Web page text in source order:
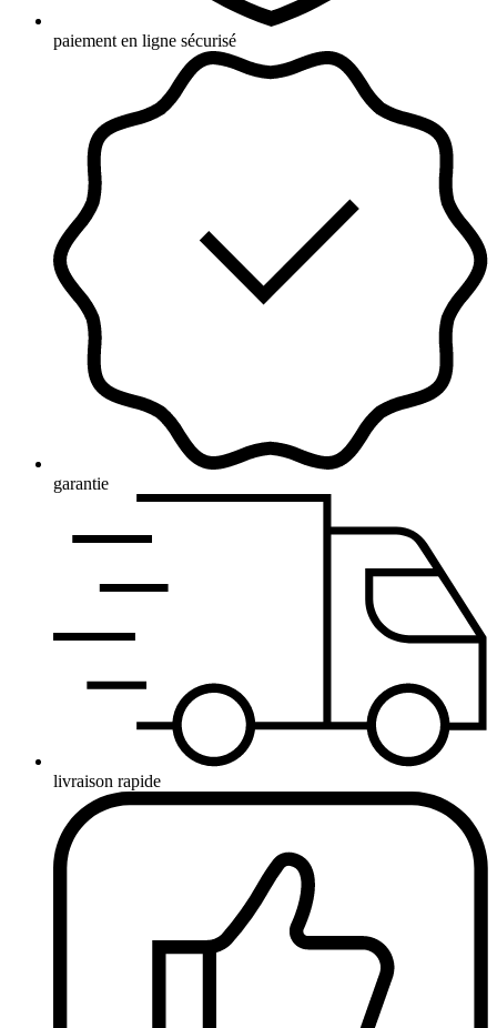
paiement en ligne sécurisé
garantie
livraison rapide